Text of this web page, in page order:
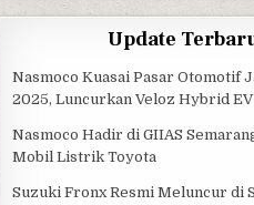
Update
Nasmoco Kuasai Pasar Otomotif
2025, Luncurkan Veloz Hybrid
Nasmoco Hadir di GIIAS
Mobil Listrik Toyota
Suzuki Fronx Resmi Meluncur di